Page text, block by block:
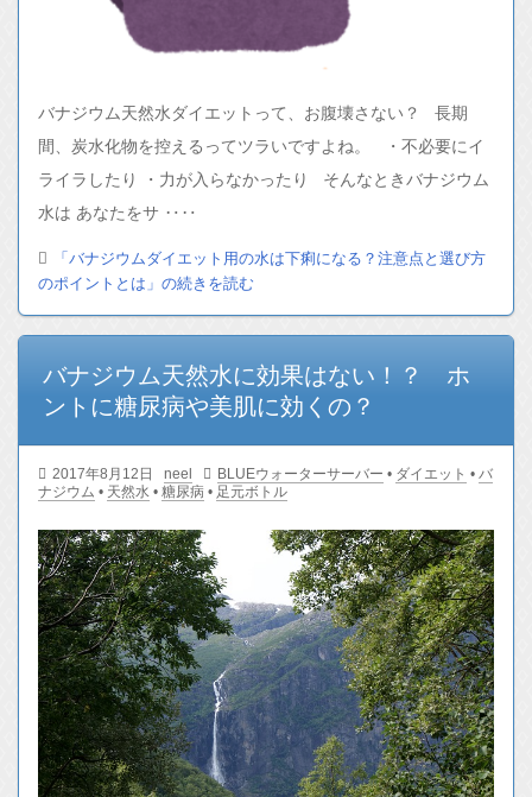
バナジウム天然水ダイエットって、お腹壊さない？ 長期
間、炭水化物を控えるってツラいですよね。 ・不必要にイ
ライラしたり ・力が入らなかったり そんなときバナジウム
水は あなたをサ ‥‥
「バナジウムダイエット用の水は下痢になる？注意点と選び方
のポイントとは」の続きを読む
バナジウム天然水に効果はない！？ ホ
ントに糖尿病や美肌に効くの？
2017年8月12日 neel BLUEウォーターサーバー • ダイエット • バ
ナジウム • 天然水 • 糖尿病 • 足元ボトル